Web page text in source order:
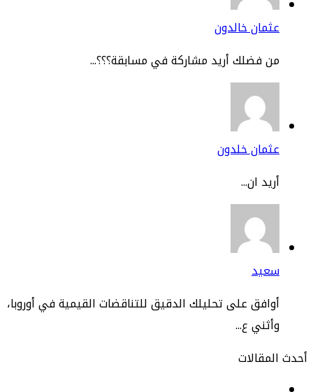
خالدون
فضلك أريد مشاركة في مسابقة؟؟؟...
خلدون
على تحليلك الدقيق للتناقضات القيمية في أوروبا،
ع...